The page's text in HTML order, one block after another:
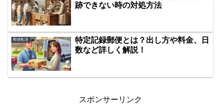
跡できない時の対処方法
郵便配達
特定記録郵便とは？出し方や料金、日
数など詳しく解説！
スポンサーリンク